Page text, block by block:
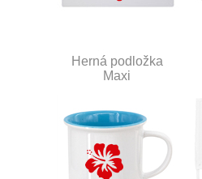
Herná podložka
Maxi